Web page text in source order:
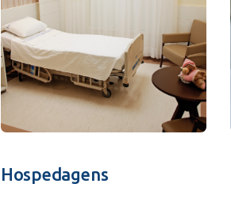
Hospedagens